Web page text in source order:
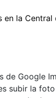
de Google
subir la